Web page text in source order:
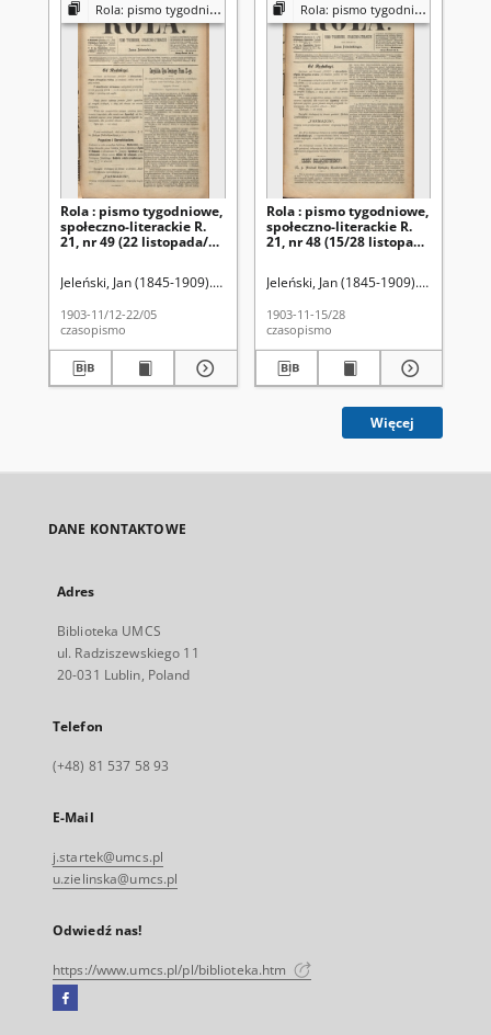
Rola: pismo tygodniowe [poświęcone sprawom społecznym, ekonomicznym i literackim]
Rola : pismo tygodniowe,
społeczno-literackie R.
21, nr 49 (22 listopada/5
Jeleński, Jan (1845-1909). Red.
1903-11/12-22/05
czasopismo
Rola: pismo tygodniowe [poświęcone sprawom społecznym, ekonomicznym i literackim]
Rola : pismo tygodniowe,
społeczno-literackie R.
21, nr 48 (15/28 listopada
Jeleński, Jan (1845-1909). Red.
1903-11-15/28
czasopismo
Więcej
DANE KONTAKTOWE
Adres
Biblioteka UMCS
ul. Radziszewskiego 11
20-031 Lublin, Poland
Telefon
(+48) 81 537 58 93
E-Mail
j.startek@umcs.pl
u.zielinska@umcs.pl
Odwiedź nas!
https://www.umcs.pl/pl/biblioteka.htm
Facebook